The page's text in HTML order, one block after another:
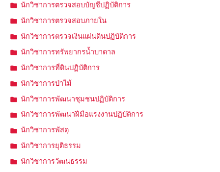
นักวิชาการตรวจสอบบัญชีปฏิบัติการ
นักวิชาการตรวจสอบภายใน
นักวิชาการตรวจเงินแผ่นดินปฏิบัติการ
นักวิชาการทรัพยากรน้ำบาดาล
นักวิชาการที่ดินปฏิบัติการ
นักวิชาการป่าไม้
นักวิชาการพัฒนาชุมชนปฏิบัติการ
นักวิชาการพัฒนาฝีมือแรงงานปฏิบัติการ
นักวิชาการพัสดุ
นักวิชาการยุติธรรม
นักวิชาการวัฒนธรรม